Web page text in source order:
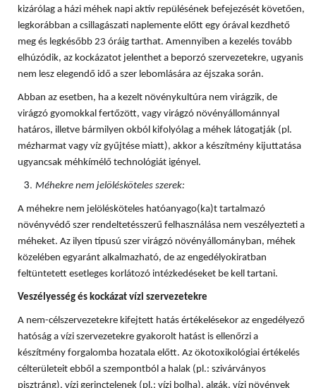
kizárólag a házi méhek napi aktív repülésének befejezését követően,
legkorábban a csillagászati naplemente előtt egy órával kezdhető
meg és legkésőbb 23 óráig tarthat. Amennyiben a kezelés tovább
elhúzódik, az kockázatot jelenthet a beporzó szervezetekre, ugyanis
nem lesz elegendő idő a szer lebomlására az éjszaka során.
Abban az esetben, ha a kezelt növénykultúra nem virágzik, de
virágzó gyomokkal fertőzött, vagy virágzó növényállománnyal
határos, illetve bármilyen okból kifolyólag a méhek látogatják (pl.
mézharmat vagy víz gyűjtése miatt), akkor a készítmény kijuttatása
ugyancsak méhkímélő technológiát igényel.
Méhekre nem jelölésköteles szerek:
A méhekre nem jelölésköteles hatóanyago(ka)t tartalmazó
növényvédő szer rendeltetésszerű felhasználása nem veszélyezteti a
méheket. Az ilyen típusú szer virágzó növényállományban, méhek
közelében egyaránt alkalmazható, de az engedélyokiratban
feltüntetett esetleges korlátozó intézkedéseket be kell tartani.
Veszélyesség és kockázat vízi szervezetekre
A nem-célszervezetekre kifejtett hatás értékelésekor az engedélyező
hatóság a vízi szervezetekre gyakorolt hatást is ellenőrzi a
készítmény forgalomba hozatala előtt. Az ökotoxikológiai értékelés
célterületeit ebből a szempontból a halak (pl.: szivárványos
pisztráng), vízi gerinctelenek (pl.: vízi bolha), algák, vízi növények